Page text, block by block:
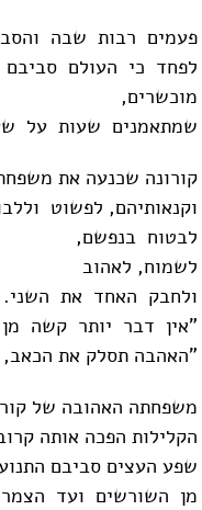
פעמים רבות שבה
לפחד כי העולם סביבם
מוכשרים,
שמתאמנים שעות על
קורונה שכנעה את
וקנאותיהם, לפשוט
לבטוח בנפשם,
לשמוח, לאהוב
ולחבק האחד את השני.
"אין דבר יותר קשה מן
"האהבה תסלק את הכאב,
משפחתה האהובה של
הקלילות הפכה אותה
שפע העצים סביבם
מן השורשים ועד